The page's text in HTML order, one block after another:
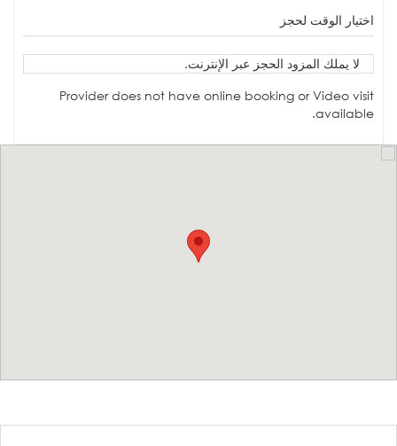
اختيار الوقت لحجز
لا يملك المزود الحجز عبر الإنترنت.
Provider does not have online booking or Video visit
available.